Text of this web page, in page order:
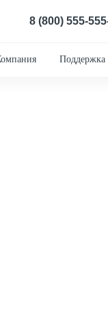
8 (800) 555-
Поддержка